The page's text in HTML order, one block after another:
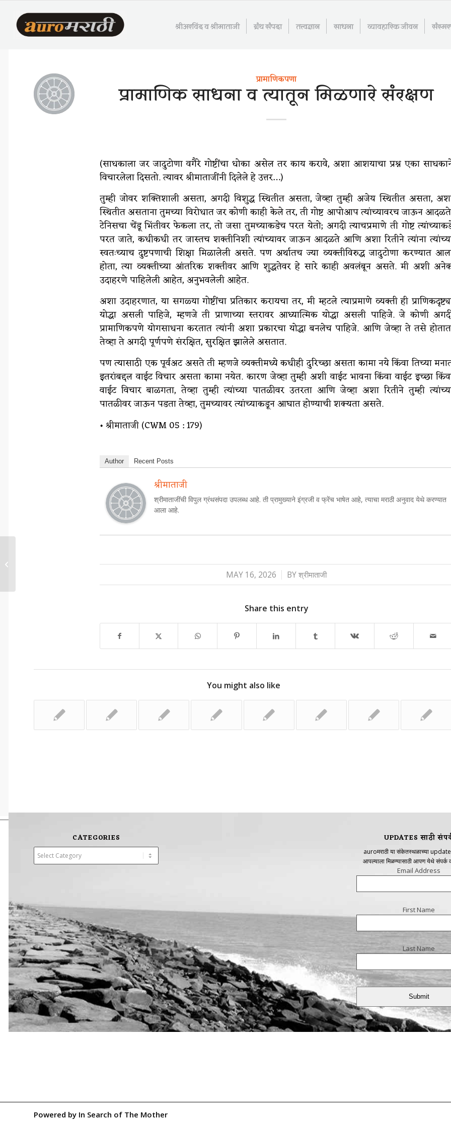
श्रीअरविंद व श्रीमाताजी ग्रंथ संपदा तत्त्वज्ञान साधना व्यावहारिक जीवन
प्रामाणिकपणा
प्रामाणिक साधना व त्यातून मिळणारे संरक्षण
(साधकाला जर जादुटोणा वगैरे गोष्टींचा धोका असेल तर काय करावे, अशा आशयाचा प्रश्न एका
विचारलेला दिसतो. त्यावर श्रीमाताजींनी दिलेले हे उत्तर…)
तुम्ही जोवर शक्तिशाली असता, अगदी विशुद्ध स्थितीत असता, जेव्हा तुम्ही अजेय स्थितीत असता,
स्थितीत असताना तुमच्या विरोधात जर कोणी काही केले तर, ती गोष्ट आपोआप त्यांच्यावरच जाऊन
टेनिसचा चेंडू भिंतीवर फेकला तर, तो जसा तुमच्याकडेच परत येतो; अगदी त्याचप्रमाणे ती गोष्ट
परत जाते, कधीकधी तर जास्तच शक्तीनिशी त्यांच्यावर जाऊन आदळते आणि अशा रितीने त्यांना
स्वतःच्याच दुष्टपणाची शिक्षा मिळालेली असते. पण अर्थातच ज्या व्यक्तीविरुद्ध जादुटोणा करण्यात
होता, त्या व्यक्तीच्या आंतरिक शक्तीवर आणि शुद्धतेवर हे सारे काही अवलंबून असते. मी अशी
उदाहरणे पाहिलेली आहेत, अनुभवलेली आहेत.
अशा उदाहरणात, या सगळ्या गोष्टींचा प्रतिकार करायचा तर, मी म्हटले त्याप्रमाणे व्यक्ती ही
योद्धा असली पाहिजे, म्हणजे ती प्राणाच्या स्तरावर आध्यात्मिक योद्धा असली पाहिजे. जे कोणी
प्रामाणिकपणे योगसाधना करतात त्यांनी अशा प्रकारचा योद्धा बनलेच पाहिजे. आणि जेव्हा ते तसे
तेव्हा ते अगदी पूर्णपणे संरक्षित, सुरक्षित झालेले असतात.
पण त्यासाठी एक पूर्वअट असते ती म्हणजे व्यक्तीमध्ये कधीही दुरिच्छा असता कामा नये किंवा तिच्या
इतरांबद्दल वाईट विचार असता कामा नयेत. कारण जेव्हा तुम्ही अशी वाईट भावना किंवा वाईट इच्छा
वाईट विचार बाळगता, तेव्हा तुम्ही त्यांच्या पातळीवर उतरता आणि जेव्हा अशा रितीने तुम्ही
पातळीवर जाऊन पडता तेव्हा, तुमच्यावर त्यांच्याकडून आघात होण्याची शक्यता असते.
• श्रीमाताजी (CWM 05 : 179)
Author Recent Posts
श्रीमाताजी
श्रीमाताजींची विपुल ग्रंथसंपदा उपलब्ध आहे. ती प्रामुख्याने इंग्रजी व फ्रेंच भाषेत आहे, त्याचा मराठी अनुवाद येथे करण्यात
आला आहे.
MAY 16, 2026
/ BYश्रीमाताजी
Share this entry
You might also like
CATEGORIES UPDATES साठी
auroमराठी या संकेतस्थळाच्या
आपल्याला मिळण्यासाठी आपण येथे
Email Address
First Name
Last Name
Submit
Powered by In Search of The Mother